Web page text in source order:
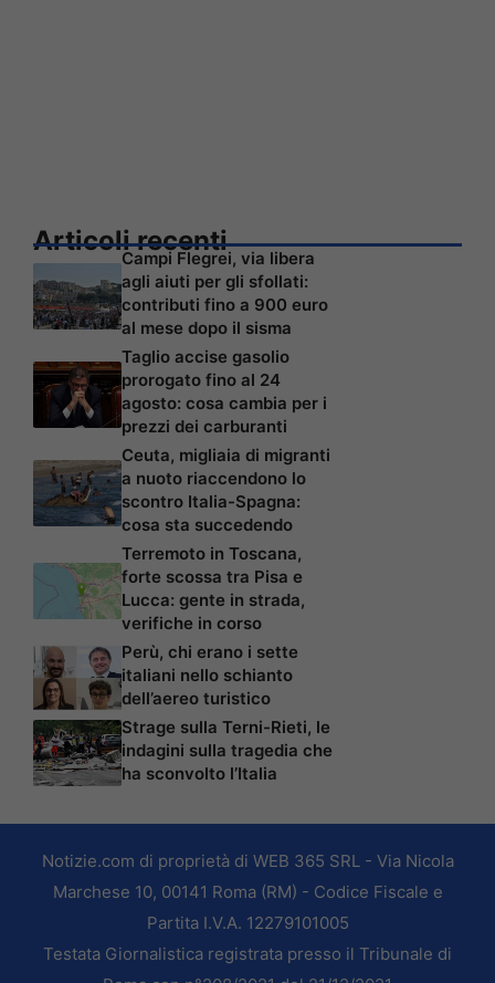
Articoli recenti
Campi Flegrei, via libera
agli aiuti per gli sfollati:
contributi fino a 900 euro
al mese dopo il sisma
Taglio accise gasolio
prorogato fino al 24
agosto: cosa cambia per i
prezzi dei carburanti
Ceuta, migliaia di migranti
a nuoto riaccendono lo
scontro Italia-Spagna:
cosa sta succedendo
Terremoto in Toscana,
forte scossa tra Pisa e
Lucca: gente in strada,
verifiche in corso
Perù, chi erano i sette
italiani nello schianto
dell’aereo turistico
Strage sulla Terni-Rieti, le
indagini sulla tragedia che
ha sconvolto l’Italia
Notizie.com di proprietà di WEB 365 SRL - Via Nicola
Marchese 10, 00141 Roma (RM) - Codice Fiscale e
Partita I.V.A. 12279101005
Testata Giornalistica registrata presso il Tribunale di